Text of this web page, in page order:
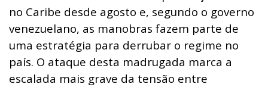
no Caribe desde agosto e, segundo o governo
venezuelano, as manobras fazem parte de
uma estratégia para derrubar o regime no
país. O ataque desta madrugada marca a
escalada mais grave da tensão entre